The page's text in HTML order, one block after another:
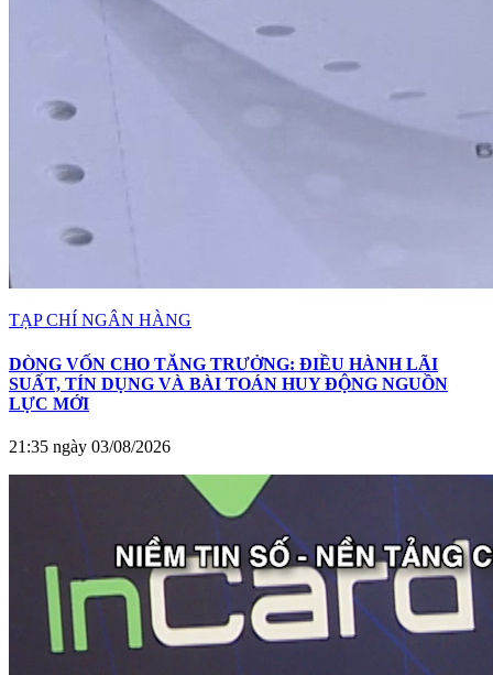
TẠP CHÍ NGÂN HÀNG
DÒNG VỐN CHO TĂNG TRƯỞNG: ĐIỀU HÀNH LÃI
SUẤT, TÍN DỤNG VÀ BÀI TOÁN HUY ĐỘNG NGUỒN
LỰC MỚI
21:35 ngày 03/08/2026